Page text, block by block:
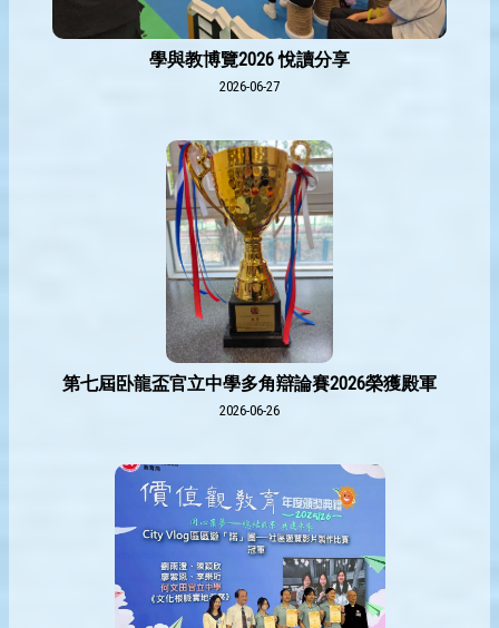
學與教博覽2026 悅讀分享
2026-06-27
第七屆卧龍盃官立中學多角辯論賽2026榮獲殿軍
2026-06-26